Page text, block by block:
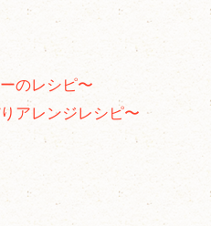
のレシピ〜
アレンジレシピ〜